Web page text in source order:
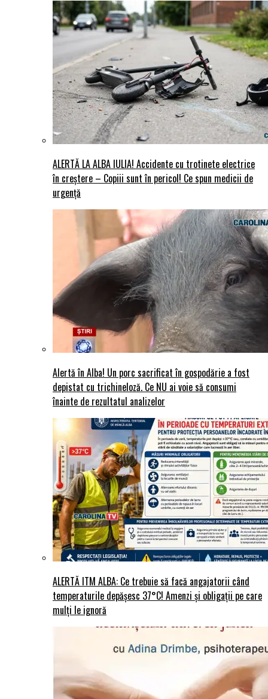
ALERTĂ LA ALBA IULIA! Accidente cu trotinete electrice
în creștere – Copiii sunt în pericol! Ce spun medicii de
urgență
Alertă în Alba! Un porc sacrificat în gospodărie a fost
depistat cu trichineloză. Ce NU ai voie să consumi
înainte de rezultatul analizelor
ALERTĂ ITM ALBA: Ce trebuie să facă angajatorii când
temperaturile depășesc 37°C! Amenzi și obligații pe care
mulți le ignoră